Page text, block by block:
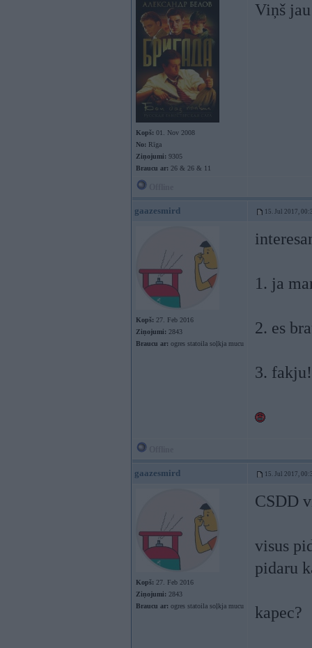
Kopš: 01. Nov 2008
No: Rīga
Ziņojumi: 9305
Braucu ar: 26 & 26 & 11
Viņš
gaazesmird 15. Jul 2017,
Kopš: 27. Feb 2016
Ziņojumi: 2843
Braucu ar: ogres statoila soļkja mucu
1. ja
2. es
3.
gaazesmird 15. Jul 2017,
Kopš: 27. Feb 2016
Ziņojumi: 2843
Braucu ar: ogres statoila soļkja mucu
CSDD
visus
pidaru
kapec?